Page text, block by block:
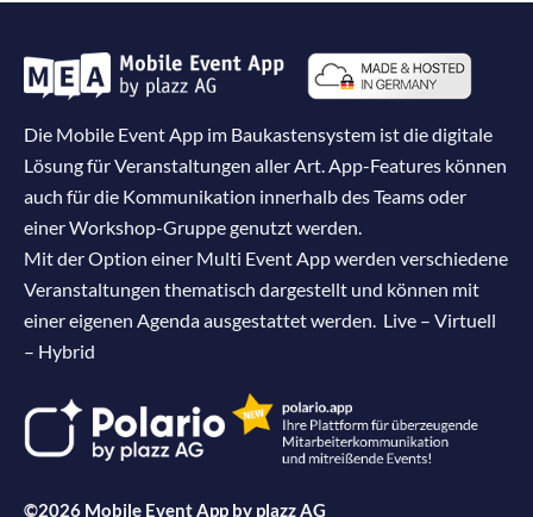
Die Mobile Event App im Baukastensystem ist die digitale
Lösung für Veranstaltungen aller Art. App-Features können
auch für die Kommunikation innerhalb des Teams oder
einer Workshop-Gruppe genutzt werden.
Mit der Option einer Multi Event App werden verschiedene
Veranstaltungen thematisch dargestellt und können mit
einer eigenen Agenda ausgestattet werden. Live – Virtuell
– Hybrid
©2026 Mobile Event App by plazz AG